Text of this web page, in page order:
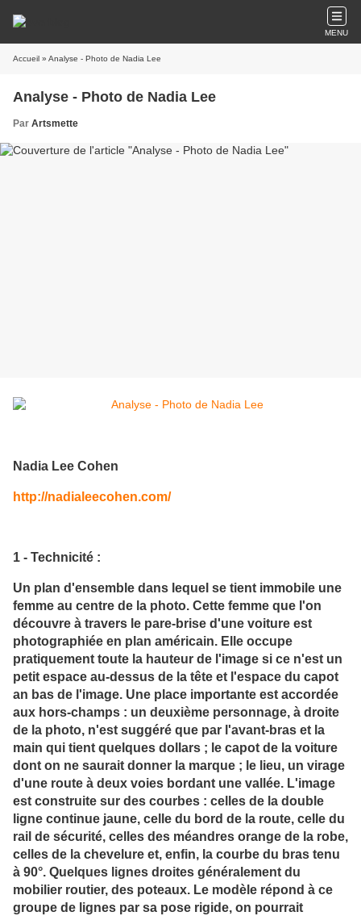
MENU
Accueil » Analyse - Photo de Nadia Lee
Analyse - Photo de Nadia Lee
Par Artsmette
Nadia Lee Cohen
http://nadialeecohen.com/
1 - Technicité :
Un plan d'ensemble dans lequel se tient immobile une
femme au centre de la photo. Cette femme que l'on
découvre à travers le pare-brise d'une voiture est
photographiée en plan américain. Elle occupe
pratiquement toute la hauteur de l'image si ce n'est un
petit espace au-dessus de la tête et l'espace du capot
an bas de l'image. Une place importante est accordée
aux hors-champs : un deuxième personnage, à droite
de la photo, n'est suggéré que par l'avant-bras et la
main qui tient quelques dollars ; le capot de la voiture
dont on ne saurait donner la marque ; le lieu, un virage
d'une route à deux voies bordant une vallée. L'image
est construite sur des courbes : celles de la double
ligne continue jaune, celle du bord de la route, celle du
rail de sécurité, celles des méandres orange de la robe,
celles de la chevelure et, enfin, la courbe du bras tenu
à 90°. Quelques lignes droites généralement du
mobilier routier, des poteaux. Le modèle répond à ce
groupe de lignes par sa pose rigide, on pourrait